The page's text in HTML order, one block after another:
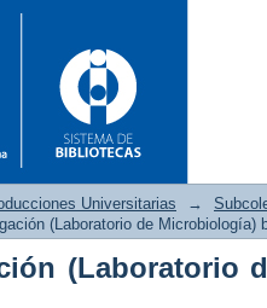
Universitarias →
(Laboratorio de Microbiología)
(Laboratorio